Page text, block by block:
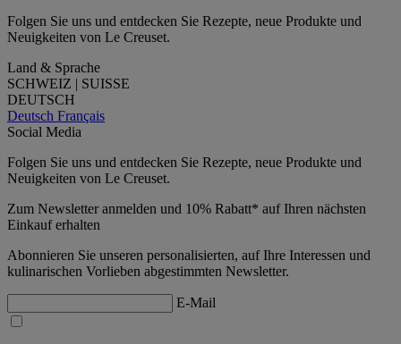
Folgen Sie uns und entdecken Sie Rezepte, neue Produkte und
Neuigkeiten von Le Creuset.
Land & Sprache
SCHWEIZ | SUISSE
DEUTSCH
Deutsch Français
Social Media
Folgen Sie uns und entdecken Sie Rezepte, neue Produkte und
Neuigkeiten von Le Creuset.
Zum Newsletter anmelden und 10% Rabatt* auf Ihren nächsten
Einkauf erhalten
Abonnieren Sie unseren personalisierten, auf Ihre Interessen und
kulinarischen Vorlieben abgestimmten Newsletter.
E-Mail